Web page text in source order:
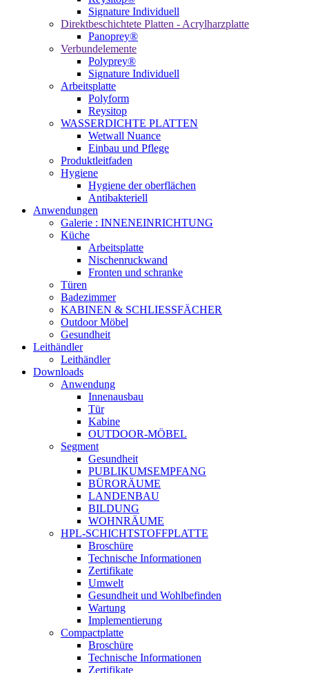
Signature Individuell
Direktbeschichtete Platten - Acrylharzplatte
Panoprey®
Verbundelemente
Polyprey®
Signature Individuell
Arbeitsplatte
Polyform
Reysitop
WASSERDICHTE PLATTEN
Wetwall Nuance
Einbau und Pflege
Produktleitfaden
Hygiene
Hygiene der oberflächen
Antibakteriell
Anwendungen
Galerie : INNENEINRICHTUNG
Küche
Arbeitsplatte
Nischenruckwand
Fronten und schranke
Türen
Badezimmer
KABINEN & SCHLIESSFÄCHER
Outdoor Möbel
Gesundheit
Leithändler
Leithändler
Downloads
Anwendung
Innenausbau
Tür
Kabine
OUTDOOR-MÖBEL
Segment
Gesundheit
PUBLIKUMSEMPFANG
BÜRORÄUME
LANDENBAU
BILDUNG
WOHNRÄUME
HPL-SCHICHTSTOFFPLATTE
Broschüre
Technische Informationen
Zertifikate
Umwelt
Gesundheit und Wohlbefinden
Wartung
Implementierung
Compactplatte
Broschüre
Technische Informationen
Zertifikate